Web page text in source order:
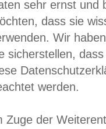
sehr ernst und
dass sie
Wir
sicherstellen,
werden.
Zuge der